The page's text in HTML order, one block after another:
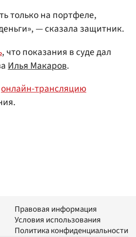
только на портфеле,
— сказала защитник.
, что показания в суде дал
Илья Макаров.
онлайн-трансляцию
Правовая информация
Условия использования
Политика конфиденциальности